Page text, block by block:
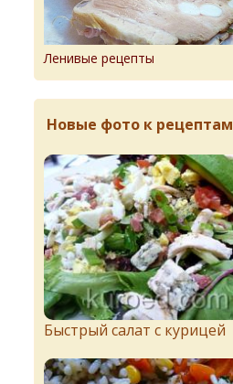
Ленивые рецепты
Новые фото к рецептам
Быстрый салат с курицей